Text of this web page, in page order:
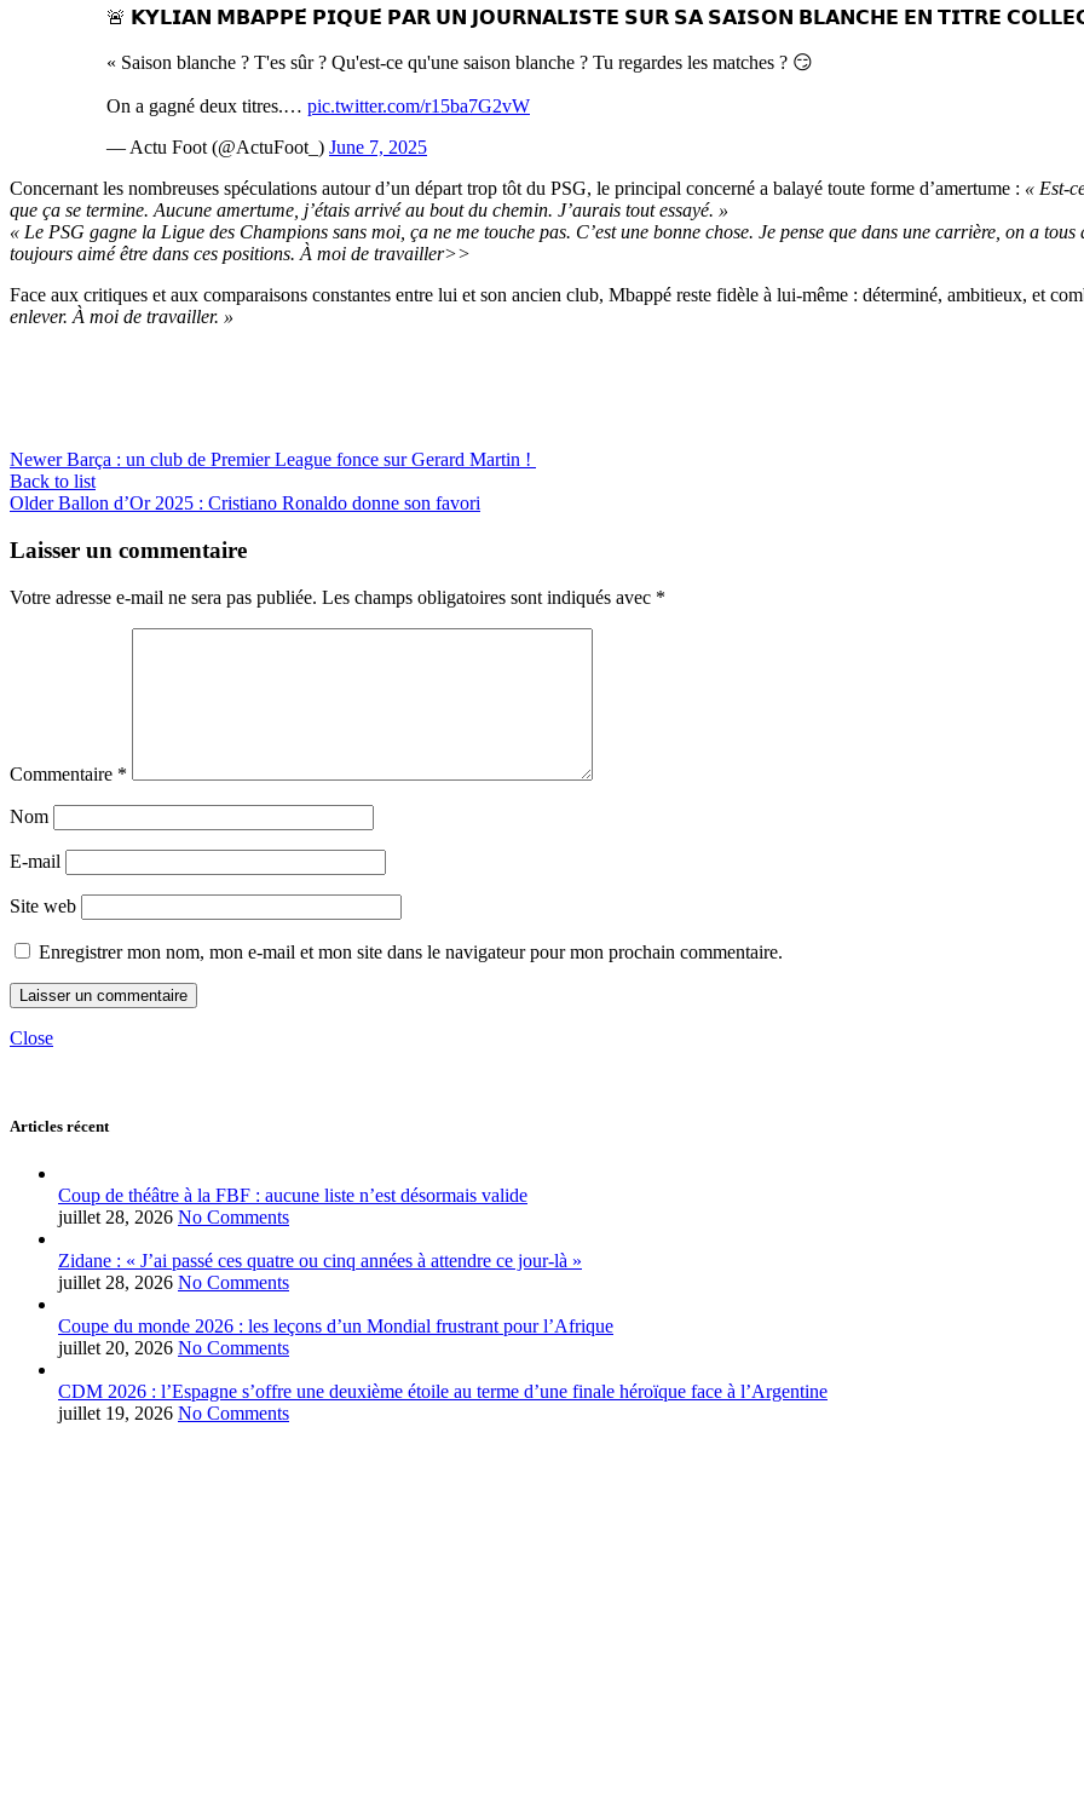
🚨 𝗞𝗬𝗟𝗜𝗔𝗡 𝗠𝗕𝗔𝗣𝗣𝗘́ 𝗣𝗜𝗤𝗨𝗘́ 𝗣𝗔𝗥 𝗨𝗡 𝗝𝗢𝗨𝗥𝗡𝗔𝗟𝗜𝗦𝗧𝗘 𝗦𝗨𝗥 𝗦𝗔 𝗦𝗔𝗜𝗦𝗢𝗡 𝗕𝗟𝗔𝗡𝗖𝗛𝗘 𝗘𝗡 𝗧𝗜𝗧𝗥𝗘
« Saison blanche ? T'es sûr ? Qu'est-ce qu'une saison blanche ? Tu regardes les matches ? 😏
On a gagné deux titres.… pic.twitter.com/r15ba7G2vW
— Actu Foot (@ActuFoot_) June 7, 2025
Concernant les nombreuses spéculations autour d’un départ trop tôt du PSG, le principal concerné a balayé toute forme d’amertume : « Est-
que ça se termine. Aucune amertume, j’étais arrivé au bout du chemin. J’aurais tout essayé. »
« Le PSG gagne la Ligue des Champions sans moi, ça ne me touche pas. C’est une bonne chose. Je pense que dans une carrière, on a
toujours aimé être dans ces positions. À moi de travailler>>
Face aux critiques et aux comparaisons constantes entre lui et son ancien club, Mbappé reste fidèle à lui-même : déterminé, ambitieux, et
enlever. À moi de travailler. »
Newer Barça : un club de Premier League fonce sur Gerard Martin !
Back to list
Older Ballon d’Or 2025 : Cristiano Ronaldo donne son favori
Laisser un commentaire
Votre adresse e-mail ne sera pas publiée. Les champs obligatoires sont indiqués avec *
Commentaire *
Nom
E-mail
Site web
Enregistrer mon nom, mon e-mail et mon site dans le navigateur pour mon prochain commentaire.
Close
Articles récent
Coup de théâtre à la FBF : aucune liste n’est désormais valide
juillet 28, 2026 No Comments
Zidane : « J’ai passé ces quatre ou cinq années à attendre ce jour-là »
juillet 28, 2026 No Comments
Coupe du monde 2026 : les leçons d’un Mondial frustrant pour l’Afrique
juillet 20, 2026 No Comments
CDM 2026 : l’Espagne s’offre une deuxième étoile au terme d’une finale héroïque face à l’Argentine
juillet 19, 2026 No Comments